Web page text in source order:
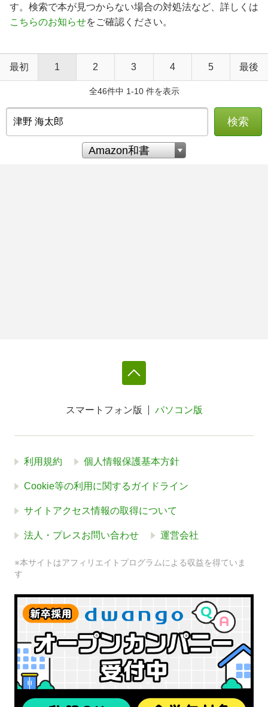
す。検索で本が見つからない場合の対処法など、詳しくは
こちらのお知らせをご確認ください。
最初 1 2 3 4 5 最後
全46件中 1-10 件を表示
検索
スマートフォン版 パソコン版
利用規約 個人情報保護基本方針
Cookie等の利用に関するガイドライン
サイトアクセス情報の取得について
法人・プレスお問い合わせ 運営会社
※本サイトはアフィリエイトプログラムによる収益を得ていま
す